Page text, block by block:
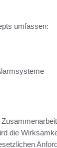
umfassen:
die